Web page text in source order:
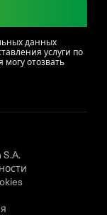
данных
услуги по
могу отозвать